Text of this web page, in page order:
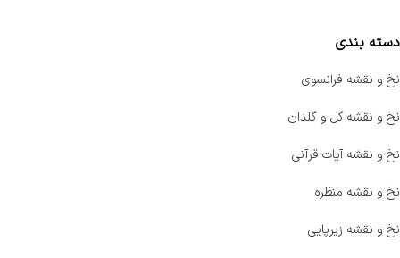
دسته بندی
نخ و نقشه فرانسوی
نخ و نقشه گل و گلدان
نخ و نقشه آیات قرآنی
نخ و نقشه منظره
نخ و نقشه زیرپایی